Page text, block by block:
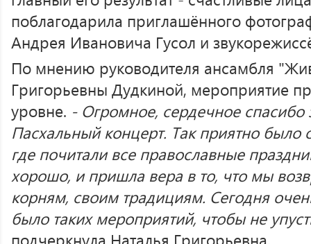
поблагодарила приглашённого
Андрея Ивановича Гусол и
По мнению руководителя ансамбля
Григорьевны Дудкиной, мероприятие
уровне. - Огромное, сердечное спасибо
Пасхальный концерт. Так приятно было
где почитали все православные
хорошо, и пришла вера в то, что мы
корням, своим традициям. Сегодня
было таких мероприятий, чтобы не
подчеркнула Наталья Григорьевна.